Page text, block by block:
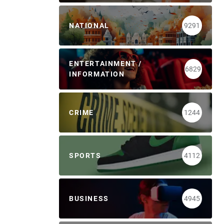
NATIONAL 9291
ENTERTAINMENT /
INFORMATION
6829
CRIME 1244
SPORTS 4112
BUSINESS 4945